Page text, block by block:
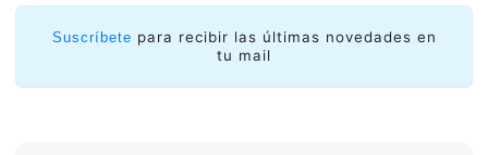
Suscríbete para recibir las últimas novedades en
tu mail